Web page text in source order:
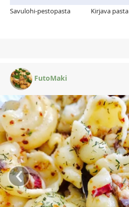
Savulohi-pestopasta Kirjava pasta
FutoMaki
‹